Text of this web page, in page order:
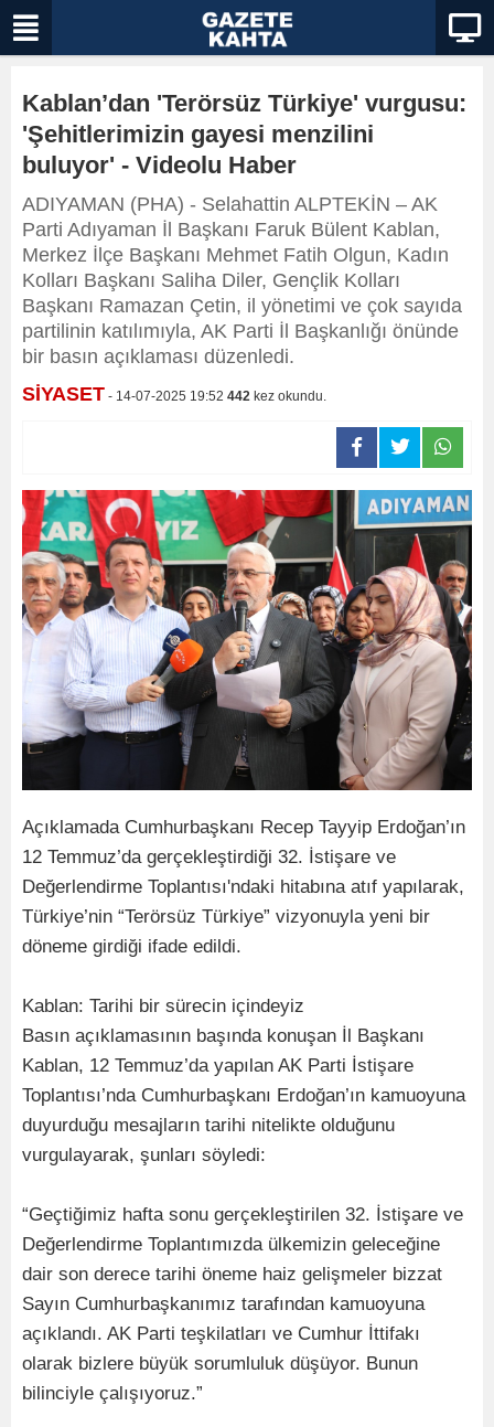
Kablan’dan 'Terörsüz Türkiye' vurgusu:
'Şehitlerimizin gayesi menzilini
buluyor' - Videolu Haber
ADIYAMAN (PHA) - Selahattin ALPTEKİN – AK
Parti Adıyaman İl Başkanı Faruk Bülent Kablan,
Merkez İlçe Başkanı Mehmet Fatih Olgun, Kadın
Kolları Başkanı Saliha Diler, Gençlik Kolları
Başkanı Ramazan Çetin, il yönetimi ve çok sayıda
partilinin katılımıyla, AK Parti İl Başkanlığı önünde
bir basın açıklaması düzenledi.
SİYASET - 14-07-2025 19:52 442 kez okundu.
Açıklamada Cumhurbaşkanı Recep Tayyip Erdoğan’ın
12 Temmuz’da gerçekleştirdiği 32. İstişare ve
Değerlendirme Toplantısı'ndaki hitabına atıf yapılarak,
Türkiye’nin “Terörsüz Türkiye” vizyonuyla yeni bir
döneme girdiği ifade edildi.
Kablan: Tarihi bir sürecin içindeyiz
Basın açıklamasının başında konuşan İl Başkanı
Kablan, 12 Temmuz’da yapılan AK Parti İstişare
Toplantısı’nda Cumhurbaşkanı Erdoğan’ın kamuoyuna
duyurduğu mesajların tarihi nitelikte olduğunu
vurgulayarak, şunları söyledi:
“Geçtiğimiz hafta sonu gerçekleştirilen 32. İstişare ve
Değerlendirme Toplantımızda ülkemizin geleceğine
dair son derece tarihi öneme haiz gelişmeler bizzat
Sayın Cumhurbaşkanımız tarafından kamuoyuna
açıklandı. AK Parti teşkilatları ve Cumhur İttifakı
olarak bizlere büyük sorumluluk düşüyor. Bunun
bilinciyle çalışıyoruz.”